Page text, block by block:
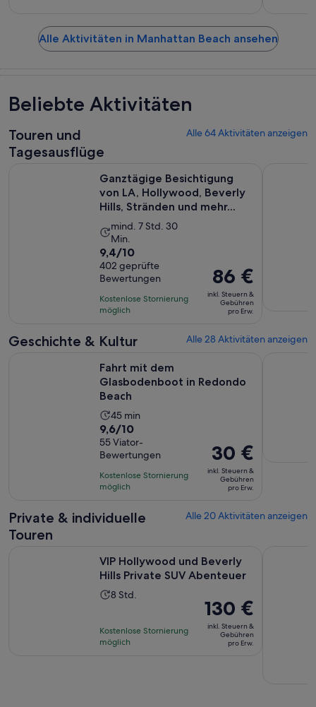
Alle Aktivitäten in Manhattan Beach ansehen
Beliebte Aktivitäten
Touren und
Tagesausflüge
Alle 64 Aktivitäten anzeigen
Ganztägige Besichtigung
von LA, Hollywood, Beverly
Hills, Stränden und mehr...
Die
Aktivität
dauert
7
Stunden
und
30
mind. 7 Std. 30
Min.
9.4
von
10,
basierend
auf
Bewertungen.
9,4/10
402 geprüfte
Bewertungen
Kostenlose Stornierung
möglich
Der
Preis
beträgt
86 €
Erw.
86 €
inkl. Steuern &
Gebühren
pro Erw.
Geschichte & Kultur Alle 28 Aktivitäten anzeigen
Fahrt mit dem
Glasbodenboot in Redondo
Beach
Die
Aktivität
dauert
45
Minuten
45 min
9.6
von
10,
basierend
auf
Bewertungen.
9,6/10
55 Viator-
Bewertungen
Kostenlose Stornierung
möglich
Der
Preis
beträgt
30 €
Erw.
30 €
inkl. Steuern &
Gebühren
pro Erw.
Private & individuelle
Touren
Alle 20 Aktivitäten anzeigen
VIP Hollywood und Beverly
Hills Private SUV Abenteuer
Die
dauert
8
8 Std.
Kostenlose Stornierung
möglich
Der
Preis
beträgt
130 €
130 €
inkl. Steuern &
Gebühren
pro Erw.